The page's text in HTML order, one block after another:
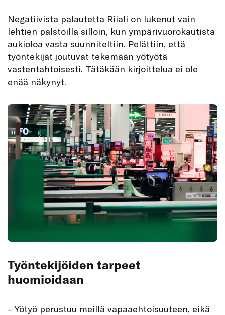
Negatiivista palautetta Riiali on lukenut vain
lehtien palstoilla silloin, kun ympärivuorokautista
aukioloa vasta suunniteltiin. Pelättiin, että
työntekijät joutuvat tekemään yötyötä
vastentahtoisesti. Tätäkään kirjoittelua ei ole
enää näkynyt.
Työntekijöiden tarpeet
huomioidaan
– Yötyö perustuu meillä vapaaehtoisuuteen, eikä